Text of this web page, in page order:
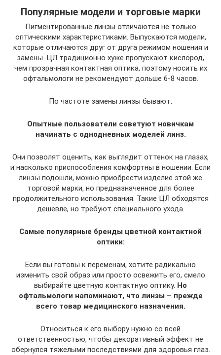
Популярные модели и торговые марки
Пигментированные линзы отличаются не только
оптическими характеристиками. Выпускаются модели,
которые отличаются друг от друга режимом ношения и
замены. ЦЛ традиционно хуже пропускают кислород,
чем прозрачная контактная оптика, поэтому носить их
офтальмологи не рекомендуют дольше 6-8 часов.
По частоте замены линзы бывают:
Опытные пользователи советуют новичкам
начинать с однодневных моделей линз.
Они позволят оценить, как выглядит оттенок на глазах,
и насколько приспособления комфортны в ношении. Если
линзы подошли, можно приобрести изделие этой же
торговой марки, но предназначенное для более
продолжительного использования. Такие ЦЛ обходятся
дешевле, но требуют специального ухода.
Самые популярные бренды цветной контактной
оптики:
Если вы готовы к переменам, хотите радикально
изменить свой образ или просто освежить его, смело
выбирайте цветную контактную оптику. Но
офтальмологи напоминают, что линзы – прежде
всего товар медицинского назначения.
Относиться к его выбору нужно со всей
ответственностью, чтобы декоративный эффект не
обернулся тяжелыми последствиями для здоровья глаз.